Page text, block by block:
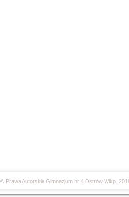
© Prawa Autorskie Gimnazjum nr 4 Ostrów Wlkp.